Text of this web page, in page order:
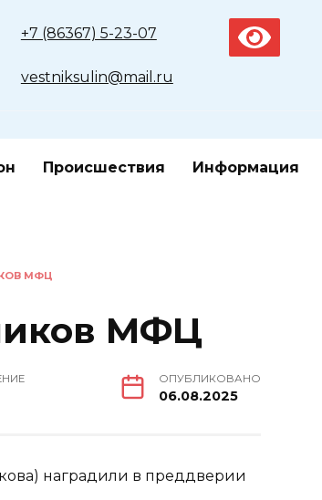
+7 (86367) 5-23-07
vestniksulin@mail.ru
Происшествия Информация
МФЦ
МФЦ
ОПУБЛИКОВАНО
06.08.2025
наградили в преддверии